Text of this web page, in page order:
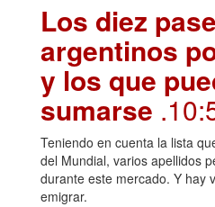
Los diez
argentinos
y los que
sumarse
Teniendo en cuenta la lista
del Mundial, varios apellidos
durante este mercado. Y hay
emigrar.